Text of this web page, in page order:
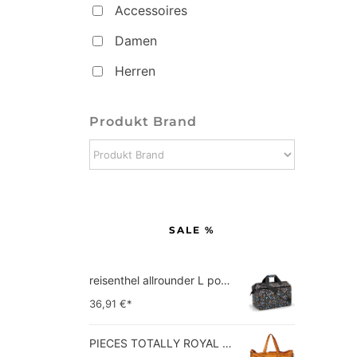
Accessoires
Damen
Herren
Produkt Brand
SALE %
reisenthel allrounder L pocket  Vielseitige Doktortasche für Reise, Arbeit und Freizeit  Mit praktischer Trolley…
36,91 €*
PIECES TOTALLY ROYAL LEATHER TRAVEL BAG 17055349 Damen Umhängetaschen ,1 Groesse (51 x 33 x 14,5 cm)